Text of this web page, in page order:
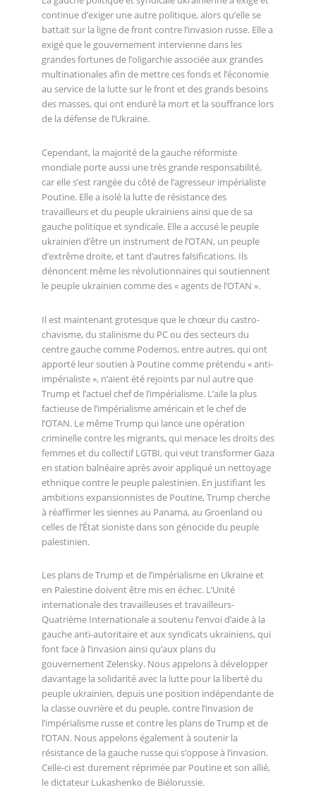
continue d’exiger une autre politique, alors qu’elle se
battait sur la ligne de front contre l’invasion russe. Elle a
exigé que le gouvernement intervienne dans les
grandes fortunes de l’oligarchie associée aux grandes
multinationales afin de mettre ces fonds et l’économie
au service de la lutte sur le front et des grands besoins
des masses, qui ont enduré la mort et la souffrance lors
de la défense de l’Ukraine.
Cependant, la majorité de la gauche réformiste
mondiale porte aussi une très grande responsabilité,
car elle s’est rangée du côté de l’agresseur impérialiste
Poutine. Elle a isolé la lutte de résistance des
travailleurs et du peuple ukrainiens ainsi que de sa
gauche politique et syndicale. Elle a accusé le peuple
ukrainien d’être un instrument de l’OTAN, un peuple
d’extrême droite, et tant d’autres falsifications. Ils
dénoncent même les révolutionnaires qui soutiennent
le peuple ukrainien comme des « agents de l’OTAN ».
Il est maintenant grotesque que le chœur du castro-
chavisme, du stalinisme du PC ou des secteurs du
centre gauche comme Podemos, entre autres, qui ont
apporté leur soutien à Poutine comme prétendu « anti-
impérialiste », n’aient été rejoints par nul autre que
Trump et l’actuel chef de l’impérialisme. L’aile la plus
factieuse de l’impérialisme américain et le chef de
l’OTAN. Le même Trump qui lance une opération
criminelle contre les migrants, qui menace les droits des
femmes et du collectif LGTBI, qui veut transformer Gaza
en station balnéaire après avoir appliqué un nettoyage
ethnique contre le peuple palestinien. En justifiant les
ambitions expansionnistes de Poutine, Trump cherche
à réaffirmer les siennes au Panama, au Groenland ou
celles de l’État sioniste dans son génocide du peuple
palestinien.
Les plans de Trump et de l’impérialisme en Ukraine et
en Palestine doivent être mis en échec. L’Unité
internationale des travailleuses et travailleurs-
Quatrième Internationale a soutenu l’envoi d’aide à la
gauche anti-autoritaire et aux syndicats ukrainiens, qui
font face à l’invasion ainsi qu’aux plans du
gouvernement Zelensky. Nous appelons à développer
davantage la solidarité avec la lutte pour la liberté du
peuple ukrainien, depuis une position indépendante de
la classe ouvrière et du peuple, contre l’invasion de
l’impérialisme russe et contre les plans de Trump et de
l’OTAN. Nous appelons également à soutenir la
résistance de la gauche russe qui s’oppose à l’invasion.
Celle-ci est durement réprimée par Poutine et son allié,
le dictateur Lukashenko de Biélorussie.